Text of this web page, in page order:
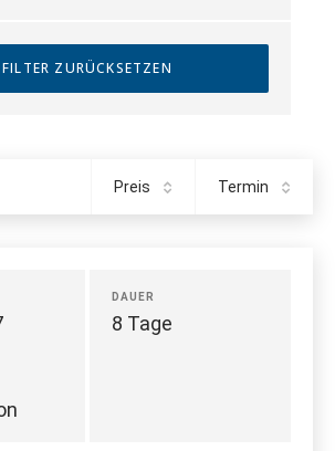
Termin
Preis
DAUER
8 Tage